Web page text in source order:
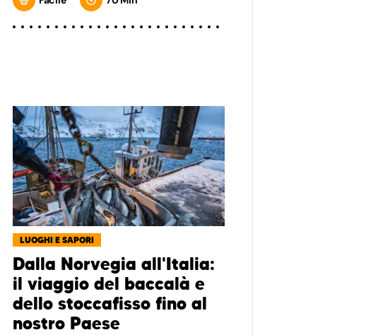
LUOGHI E SAPORI
Dalla Norvegia all'Italia:
il viaggio del baccalà e
dello stoccafisso fino al
nostro Paese